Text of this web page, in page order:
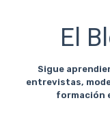
El
Sigue
entrevistas,
formación